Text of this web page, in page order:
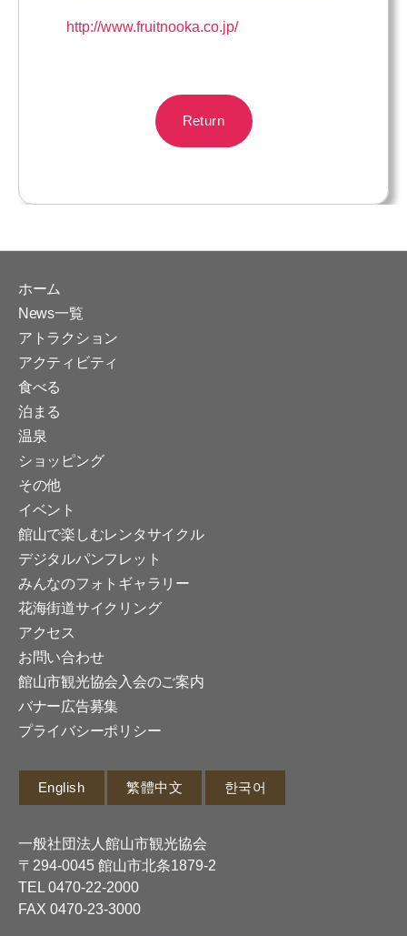
http://www.fruitnooka.co.jp/
Return
ホーム
News一覧
アトラクション
アクティビティ
食べる
泊まる
温泉
ショッピング
その他
イベント
館山で楽しむレンタサイクル
デジタルパンフレット
みんなのフォトギャラリー
花海街道サイクリング
アクセス
お問い合わせ
館山市観光協会入会のご案内
バナー広告募集
プライバシーポリシー
English 繁體中文 한국어
一般社団法人館山市観光協会
〒294-0045 館山市北条1879-2
TEL 0470-22-2000
FAX 0470-23-3000